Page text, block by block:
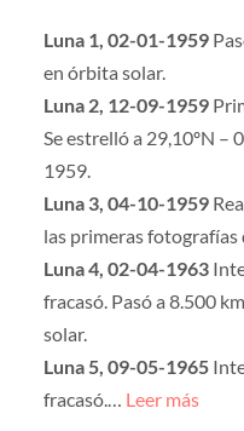
Luna 1, 02-01-1959
en órbita solar.
Luna 2, 12-09-1959
Se estrelló a 29,10ºN –
1959.
Luna 3, 04-10-1959
las primeras fotografías
Luna 4, 02-04-1963
fracasó. Pasó a 8.500
solar.
Luna 5, 09-05-1965
fracasó.… Leer más